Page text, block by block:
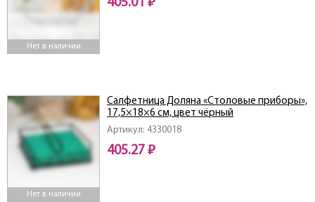
Нет в наличии
405.01 ₽
Нет в наличии
Артикул: 4330018
Салфетница Доляна «Столовые приборы»,
17,5×18×6 см, цвет чёрный
405.27 ₽